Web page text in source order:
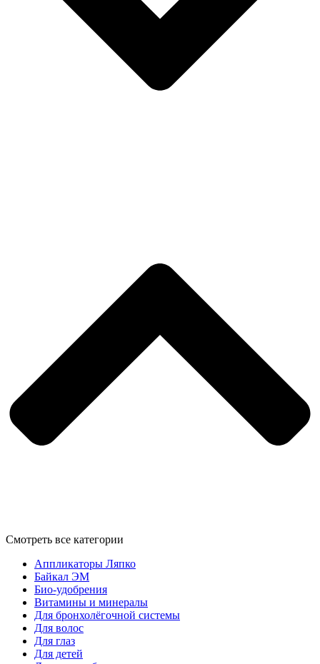
Смотреть все категории
Аппликаторы Ляпко
Байкал ЭМ
Био-удобрения
Витамины и минералы
Для бронхолёгочной системы
Для волос
Для глаз
Для детей